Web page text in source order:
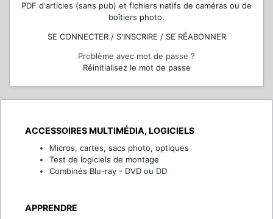
PDF d'articles (sans pub) et fichiers natifs de caméras ou de
boîtiers photo.
SE CONNECTER / S'INSCRIRE / SE RÉABONNER
Problème avec mot de passe ?
Réinitialisez le mot de passe
ACCESSOIRES MULTIMÉDIA, LOGICIELS
Micros, cartes, sacs photo, optiques
Test de logiciels de montage
Combinés Blu-ray - DVD ou DD
APPRENDRE